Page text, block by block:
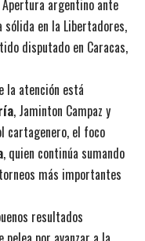
argentino ante
sólida en la Libertadores,
disputado en Caracas,
la atención está
, Jaminton Campaz y
cartagenero, el foco
, quien continúa sumando
más importantes
resultados